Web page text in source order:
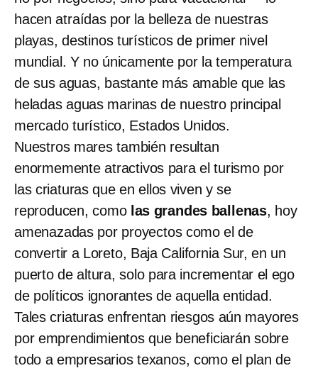
hacen atraídas por la belleza de nuestras
playas, destinos turísticos de primer nivel
mundial. Y no únicamente por la temperatura
de sus aguas, bastante más amable que las
heladas aguas marinas de nuestro principal
mercado turístico, Estados Unidos.
Nuestros mares también resultan
enormemente atractivos para el turismo por
las criaturas que en ellos viven y se
reproducen, como las grandes ballenas, hoy
amenazadas por proyectos como el de
convertir a Loreto, Baja California Sur, en un
puerto de altura, solo para incrementar el ego
de políticos ignorantes de aquella entidad.
Tales criaturas enfrentan riesgos aún mayores
por emprendimientos que beneficiarán sobre
todo a empresarios texanos, como el plan de